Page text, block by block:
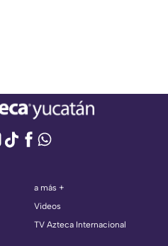
a más +
Videos
TV Azteca Internacional